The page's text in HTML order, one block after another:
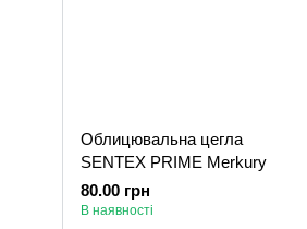
Облицювальна цегла
SENTEX PRIME Merkury
80.00 грн
В наявності